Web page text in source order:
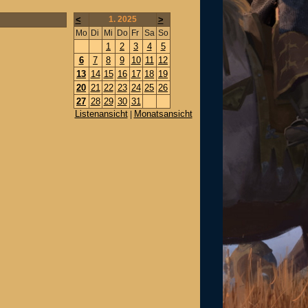
< 1. 2025 >
Mo Di Mi Do Fr Sa So
1 2 3 4
5
6
7 8 9 10 11 12
13 14 15 16 17 18 19
20 21 22 23 24 25 26
27 28 29 30 31
Listenansicht| Monatsansicht